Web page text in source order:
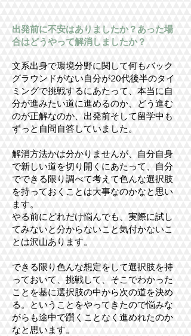
出発前に不安はありましたか？あった場
合はどうやって解消しましたか？
文系出身で環境分野に関して何もバック
グラウンドがない自分が20代後半のタイ
ミングで挑戦するにあたって、本当に自
分が進みたい道に進めるのか、どう進む
のが正解なのか、出発前そして留学中も
ずっと自問自答していました。
解消方法かは分かりませんが、自分自身
で新しい道を切り開くにあたって、自分
でできる限り調べて考えて色んな選択肢
を持っておくことは大事なのかなと思い
ます。
やる前にどれだけ悩んでも、実際に試し
てみないと分からないこと気付かないこ
とは沢山あります。
できる限り色んな想定をして選択肢を持
っておいて、挑戦して、そこでわかった
ことを基に選択肢の中から次の道を決め
る。ということをやってきたので悩みな
がらも途中で躓くことなく進めれたのか
なと思います。​